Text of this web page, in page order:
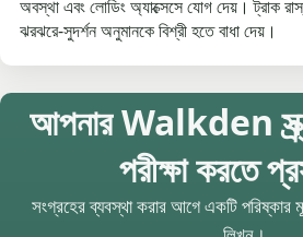
অবস্থা এবং লোডিং অ্যাক্সেসে যোগ দেয়। ট্রাক
ঝরঝরে-সুদর্শন অনুমানকে বিশ্রী হতে বাধা দেয়।
আপনার Walkden
পরীক্ষা করতে
সংগ্রহের ব্যবস্থা করার আগে একটি